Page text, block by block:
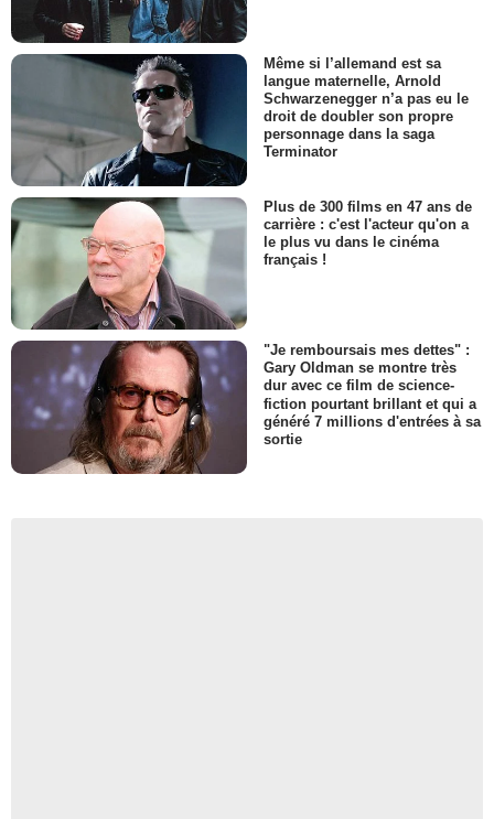
Même si l’allemand est sa
langue maternelle, Arnold
Schwarzenegger n’a pas eu le
droit de doubler son propre
personnage dans la saga
Terminator
Plus de 300 films en 47 ans de
carrière : c'est l'acteur qu'on a
le plus vu dans le cinéma
français !
"Je remboursais mes dettes" :
Gary Oldman se montre très
dur avec ce film de science-
fiction pourtant brillant et qui a
généré 7 millions d'entrées à sa
sortie